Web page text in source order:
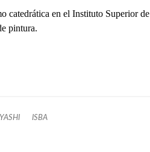
catedrática en el Instituto Superior de
pintura.
ISBA